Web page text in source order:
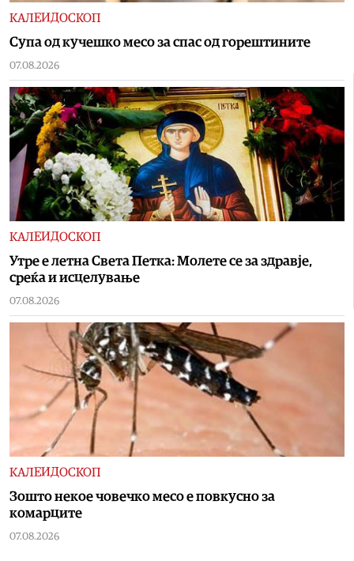
КАЛЕИДОСКОП
Супа од кучешко месо за спас од горештините
07.08.2026
КАЛЕИДОСКОП
Утре е летна Света Петка: Молете се за здравје,
среќа и исцелување
07.08.2026
КАЛЕИДОСКОП
Зошто некое човечко месо е повкусно за
комарците
07.08.2026